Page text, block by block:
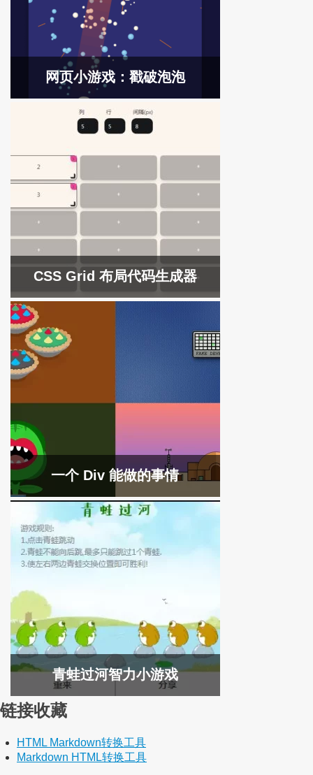
网页小游戏：戳破泡泡
CSS Grid 布局代码生成器
一个 Div 能做的事情
青蛙过河智力小游戏
链接收藏
HTML Markdown转换工具
Markdown HTML转换工具